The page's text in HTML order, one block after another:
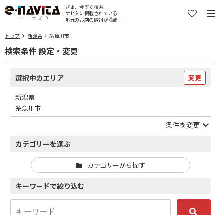
さぁ、今すぐ検索！
ナビタに掲載されている
地元のお店の情報が満載！
トップ 新潟県 糸魚川市
検索条件 設定・変更
選択中のエリア 変更
新潟県
糸魚川市
条件を変更
カテゴリーを選ぶ
カテゴリーから探す
キーワードで絞り込む